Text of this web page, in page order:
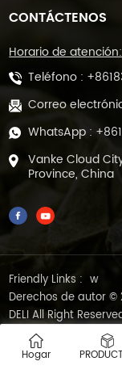
CONTÁCTENOS
Horario de
Teléfono :
Correo
WhatsApp :
Vanke Cloud
Province, China
Friendly Links : w
Derechos de autor ©
DELI All Right
BLOG
MAPA DEL SITIO
Red IPv6
Hogar